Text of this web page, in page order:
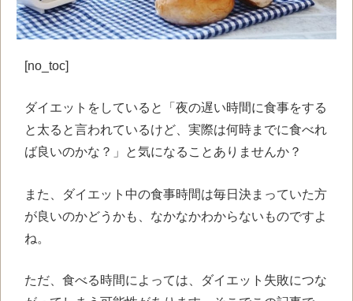
[no_toc]
ダイエットをしていると「夜の遅い時間に食事をする
と太ると言われているけど、実際は何時までに食べれ
ば良いのかな？」と気になることありませんか？
また、ダイエット中の食事時間は毎日決まっていた方
が良いのかどうかも、なかなかわからないものですよ
ね。
ただ、食べる時間によっては、ダイエット失敗につな